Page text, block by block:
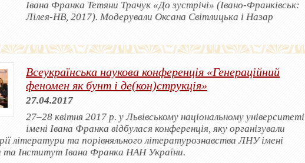
Івана Франка Тетяни Трачук «До зустрічі» (Івано-Франківськ:
Лілея-НВ, 2017). Модерували Оксана Світлицька і Назар
Всеукраїнська наукова конференція «Генераційний
феномен як бунт і де(кон)струкція»
27.04.2017
27‒28 квітня 2017 р. у Львівському національному університеті
імені Івана Франка відбулася конференція, яку організували
літератури та порівняльного літературознавства ЛНУ імені
та Інститут Івана Франка НАН України.